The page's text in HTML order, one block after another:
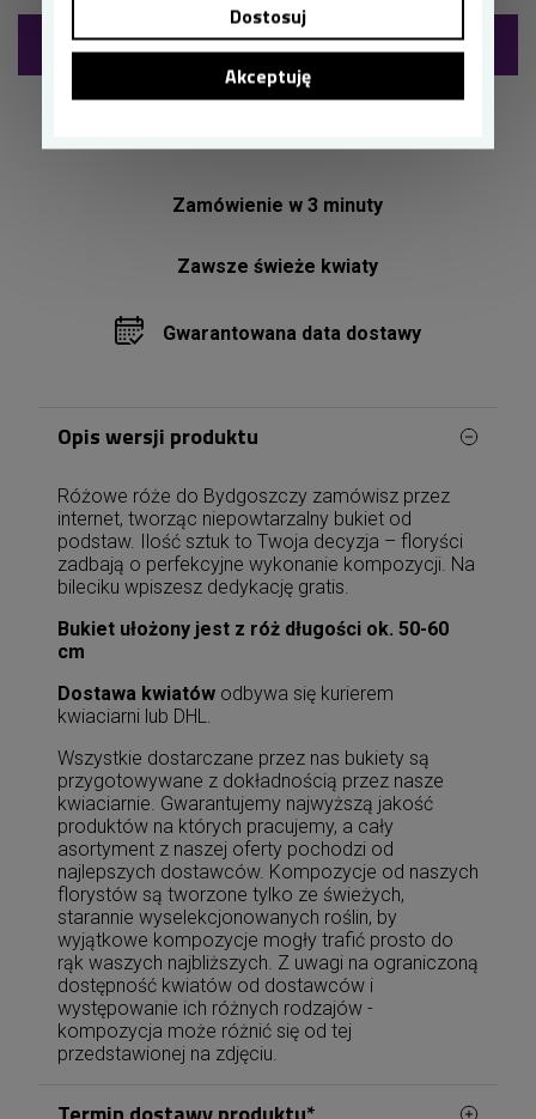
Dodaj do koszyka
Zamówienie w 3 minuty
Zawsze świeże kwiaty
Gwarantowana data dostawy
Opis wersji produktu
Różowe róże do Bydgoszczy zamówisz przez
internet, tworząc niepowtarzalny bukiet od
podstaw. Ilość sztuk to Twoja decyzja – floryści
zadbają o perfekcyjne wykonanie kompozycji. Na
bileciku wpiszesz dedykację gratis.
Bukiet ułożony jest z róż długości ok. 50-60
cm
Dostawa kwiatów odbywa się kurierem
kwiaciarni lub DHL.
Wszystkie dostarczane przez nas bukiety są
przygotowywane z dokładnością przez nasze
kwiaciarnie. Gwarantujemy najwyższą jakość
produktów na których pracujemy, a cały
asortyment z naszej oferty pochodzi od
najlepszych dostawców. Kompozycje od naszych
florystów są tworzone tylko ze świeżych,
starannie wyselekcjonowanych roślin, by
wyjątkowe kompozycje mogły trafić prosto do
rąk waszych najbliższych. Z uwagi na ograniczoną
dostępność kwiatów od dostawców i
występowanie ich różnych rodzajów -
kompozycja może różnić się od tej
przedstawionej na zdjęciu.
Dostosuj
Akceptuję